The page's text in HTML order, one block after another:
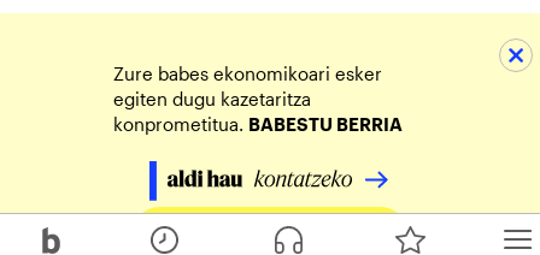
Zure babes ekonomikoari esker
egiten dugu kazetaritza
konprometitua. BABESTU BERRIA
Egin zure ekarpena